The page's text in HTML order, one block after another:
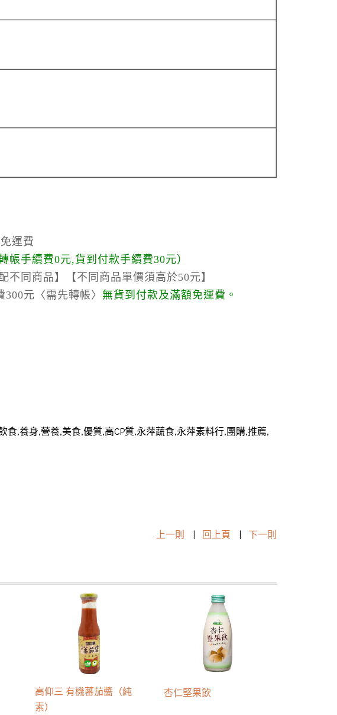
運費
帳手續費0元,貨到付款手續費30元）
不同商品】【不同商品單價須高於50元】
元〈需先轉帳〉 無貨到付款及滿額免運費。
,養身,營養,美食,優質,高CP質,永萍蔬食,永萍素料行,團購,推薦,
上一則 | 回上頁 | 下一則
高仰三 有機蕃茄醬（純
素）
杏仁堅果飲